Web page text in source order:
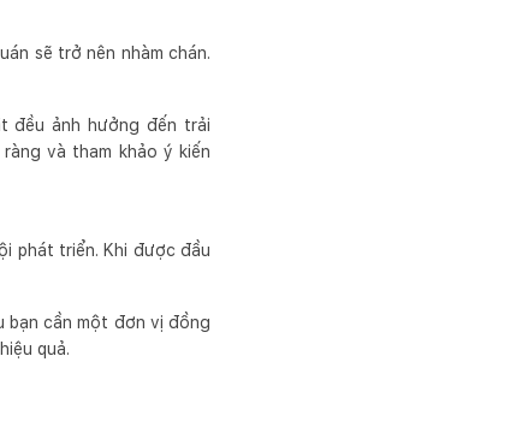
sẽ trở nên nhàm chán.
đều ảnh hưởng đến trải
và tham khảo ý kiến
phát triển. Khi được đầu
bạn cần một đơn vị đồng
quả.